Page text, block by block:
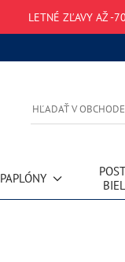
LETNÉ ZĽAVY AŽ -
PAPLÓNY